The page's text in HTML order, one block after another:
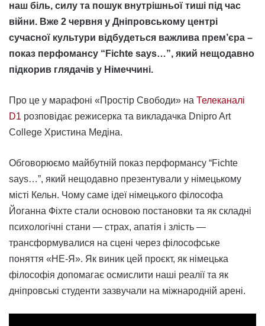
наш біль, силу та пошук внутрішньої тиші під час
війни. Вже 2 червня у Дніпровському центрі
сучасної культури відбудеться важлива прем’єра –
показ перфомансу “Fichte says…”, який нещодавно
підкорив глядачів у Німеччині.
Про це у марафоні «Простір Свободи» на Телеканалі
D1 розповідає режисерка та викладачка Dnipro Art
College Христина Медіна.
Обговорюємо майбутній показ перформансу “Fichte
says…”, який нещодавно презентували у німецькому
місті Кельн. Чому саме ідеї німецького філософа
Йоганна Фіхте стали основою постановки та як складні
психологічні стани — страх, апатія і злість —
трансформувалися на сцені через філософське
поняття «НЕ-Я». Як виник цей проєкт, як німецька
філософія допомагає осмислити наші реалії та як
дніпровські студенти зазвучали на міжнародній арені.